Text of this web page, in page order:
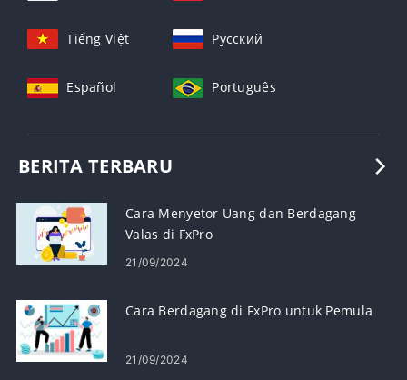
Tiếng Việt Русский
Español Português
BERITA TERBARU
Cara Menyetor Uang dan Berdagang
Valas di FxPro
21/09/2024
Cara Berdagang di FxPro untuk Pemula
21/09/2024